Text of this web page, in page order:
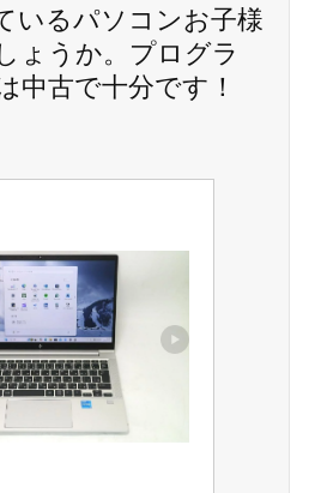
いるパソコンお子様
ょうか。プログラ
中古で十分です！